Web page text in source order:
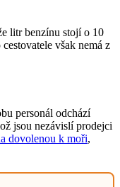
litr benzínu stojí o 10
však nemá z
personál odchází
jsou nezávislí prodejci
dovolenou k moři,